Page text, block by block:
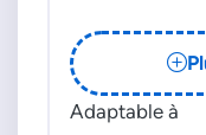
Adaptable à